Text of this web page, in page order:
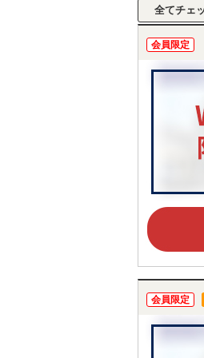
会員限定
会員限定